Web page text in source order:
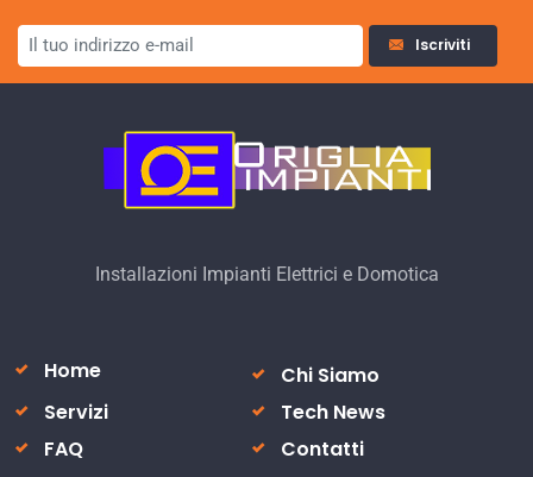
Iscriviti
Installazioni Impianti Elettrici e Domotica
Home
Chi Siamo
Servizi
Tech News
FAQ
Contatti